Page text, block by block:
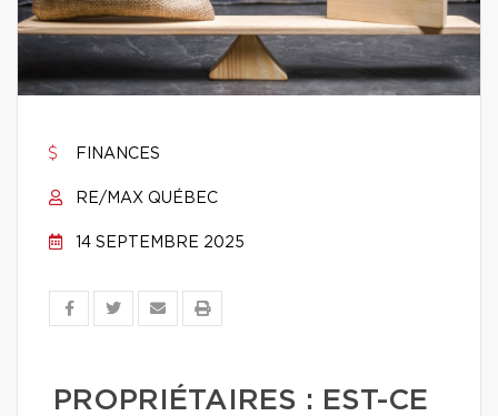
FINANCES
RE/MAX QUÉBEC
14 SEPTEMBRE 2025
PROPRIÉTAIRES : EST-CE